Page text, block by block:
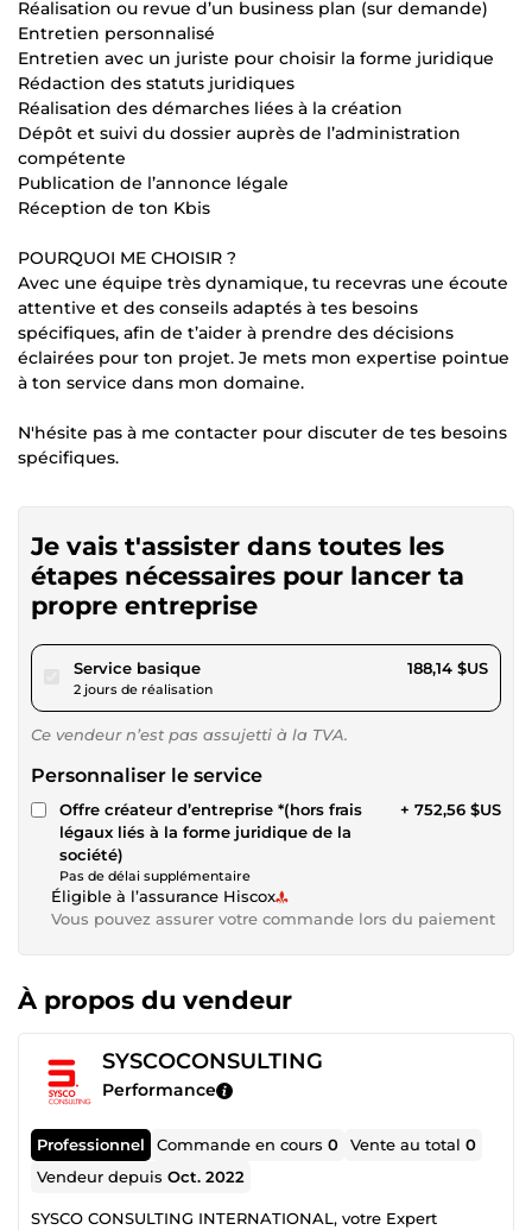
Réalisation ou revue d’un business plan (sur demande)
Entretien personnalisé
Entretien avec un juriste pour choisir la forme juridique
Rédaction des statuts juridiques
Réalisation des démarches liées à la création
Dépôt et suivi du dossier auprès de l’administration
compétente
Publication de l’annonce légale
Réception de ton Kbis
POURQUOI ME CHOISIR ?
Avec une équipe très dynamique, tu recevras une écoute
attentive et des conseils adaptés à tes besoins
spécifiques, afin de t’aider à prendre des décisions
éclairées pour ton projet. Je mets mon expertise pointue
à ton service dans mon domaine.
N'hésite pas à me contacter pour discuter de tes besoins
spécifiques.
Je vais t'assister dans toutes les
étapes nécessaires pour lancer ta
propre entreprise
Service basiquepour 173,40 $US
2 jours de réalisation
188,14 $US
Ce vendeur n’est pas assujetti à la TVA.
Personnaliser le service
Offre créateur d’entreprise *(hors frais
légaux liés à la forme juridique de la
société)
Pas de délai supplémentaire
+ 752,56 $US
Éligible à l’assurance Hiscox
Vous pouvez assurer votre commande lors du paiement
À propos du vendeur
SYSCOCONSULTING
Performance
Professionnel Commande en cours0 Vente au total0
Vendeur depuisOct. 2022
SYSCO CONSULTING INTERNATIONAL, votre Expert